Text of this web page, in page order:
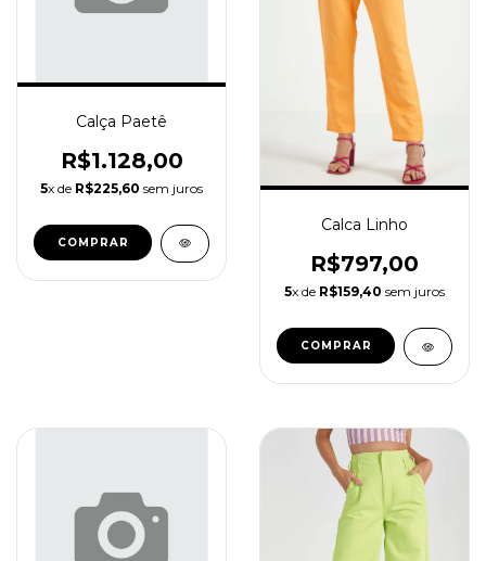
Calça Paetê
R$1.128,00
5x de R$225,60 sem juros
COMPRAR
Calca Linho
R$797,00
5x de R$159,40 sem juros
COMPRAR